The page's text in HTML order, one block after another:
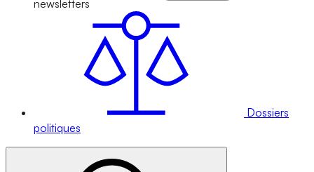
newsletters
Dossiers
politiques